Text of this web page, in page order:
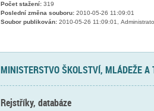
Počet stažení:319
Poslední změna souboru:2010-05-26 11:09:01
Soubor publikován:2010-05-26 11:09:01,
MINISTERSTVO ŠKOLSTVÍ, MLÁDEŽE A
Rejstříky, databáze